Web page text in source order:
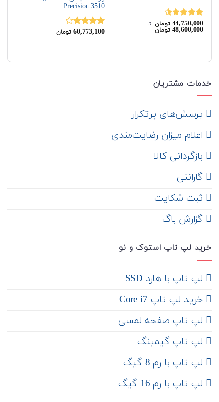
نمره4.50
از 5
44,750,000 تومان‌ تا ‌
48,600,000 تومان
Precision 3510
نمره
60,773,100 تومان
خدمات مشتریان
‌ پرسش‌های پرتکرار
اعلام میزان رضایت‌مندی
‌ بازگردانی کالا
گارانتی
ثبت شکایت
‌ گزارش باگ
خرید لپ تاپ استوک و نو
لپ تاپ با هارد SSD
خرید لپ تاپ Core i7
لپ تاپ صفحه لمسی
لپ تاپ گیمینگ
لپ تاپ با رم 8 گیگ
لپ تاپ با رم 16 گیگ